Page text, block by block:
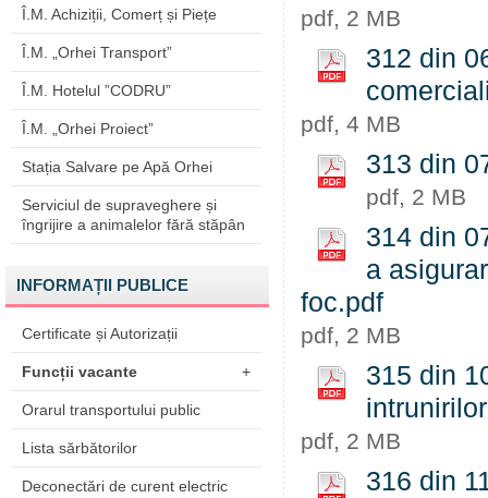
Î.M. Achiziții, Comerț și Piețe
Î.M. „Orhei Transport”
Î.M. Hotelul ”CODRU”
Î.M. „Orhei Proiect”
Stația Salvare pe Apă Orhei
Serviciul de supraveghere și
îngrijire a animalelor fără stăpân
INFORMAȚII PUBLICE
Certificate și Autorizații
Funcții vacante +
Orarul transportului public
Lista sărbătorilor
Deconectări de curent electric
pdf, 2 MB
312 din
pdf, 4 MB
313 din
pdf, 2 MB
314 din
a
foc.pdf
pdf, 2 MB
315 din
pdf, 2 MB
316 din